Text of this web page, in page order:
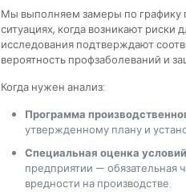
Мы выполняем замеры по графику
ситуациях, когда возникают риски
исследования подтверждают
вероятность профзаболеваний и
Когда нужен анализ:
Программа
утвержденному плану и
Специальная оценка
предприятии —
вредности на производстве.